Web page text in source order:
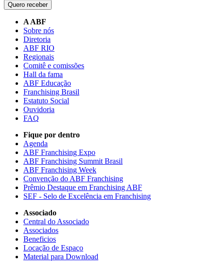
Quero receber
A ABF
Sobre nós
Diretoria
ABF RIO
Regionais
Comitê e comissões
Hall da fama
ABF Educação
Franchising Brasil
Estatuto Social
Ouvidoria
FAQ
Fique por dentro
Agenda
ABF Franchising Expo
ABF Franchising Summit Brasil
ABF Franchising Week
Convenção do ABF Franchising
Prêmio Destaque em Franchising ABF
SEF - Selo de Excelência em Franchising
Associado
Central do Associado
Associados
Beneficios
Locação de Espaço
Material para Download